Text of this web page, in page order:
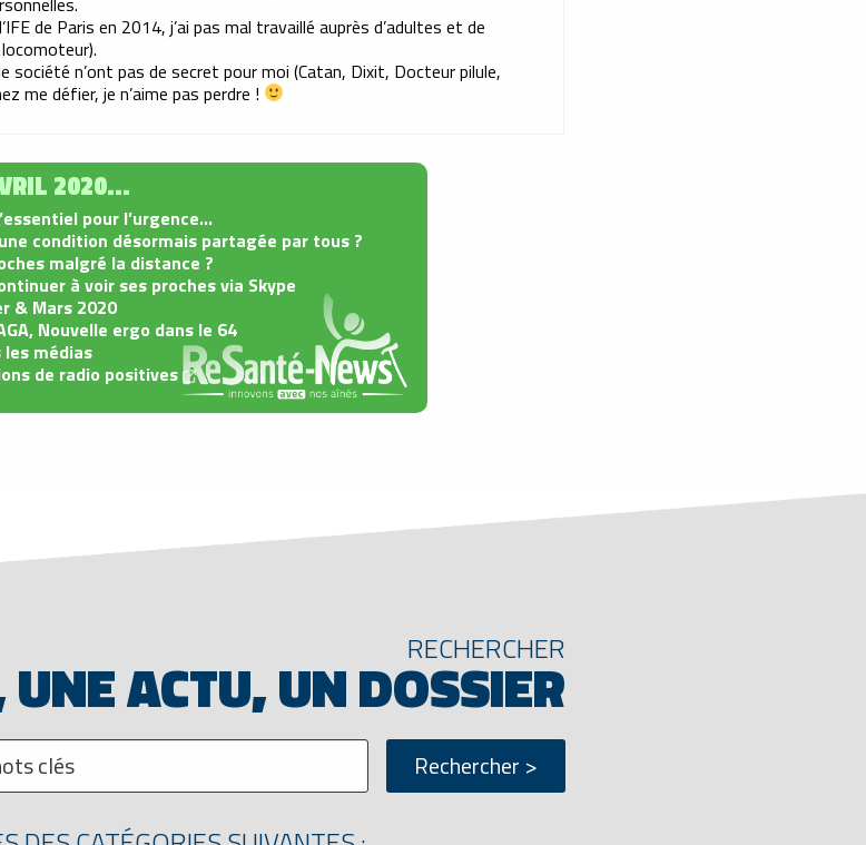
de Paris en 2014, j’ai pas mal travaillé auprès d’adultes et de
société n’ont pas de secret pour moi (Catan, Dixit, Docteur pilule,
me défier, je n’aime pas perdre !
2020…
pour l’urgence…
condition désormais partagée par tous ?
malgré la distance ?
à voir ses proches via Skype
& Mars 2020
Nouvelle ergo dans le 64
les médias
de radio positives
RECHERCHER
ACTU, UN DOSSIER